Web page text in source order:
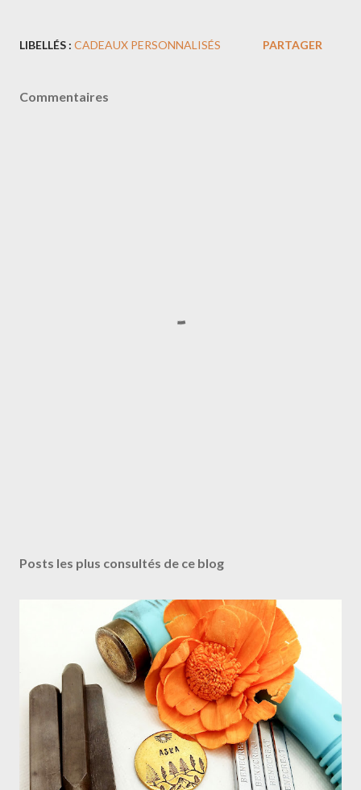
LIBELLÉS : CADEAUX PERSONNALISÉS PARTAGER
Commentaires
Posts les plus consultés de ce blog